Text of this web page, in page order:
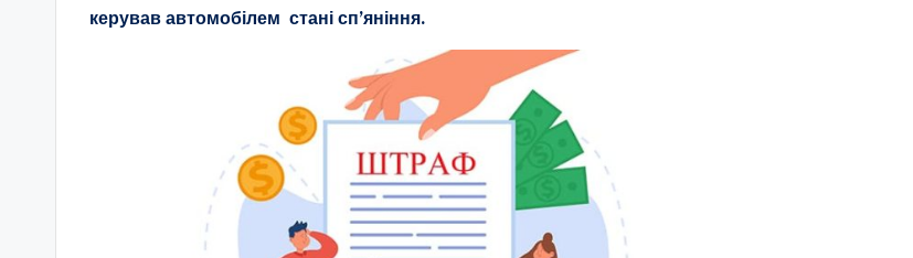
керував автомобілем стані сп’яніння.